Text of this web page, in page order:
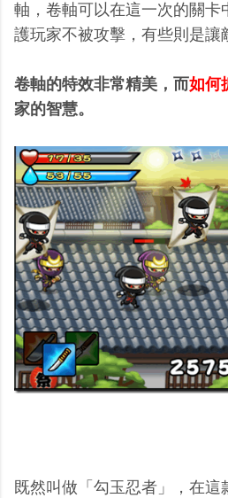
軸，卷軸可以在這一次的關卡
護玩家不被攻擊，有些則是讓
卷軸的特效非常精美，而如何
家的智慧。
既然叫做「勾玉忍者」，在這